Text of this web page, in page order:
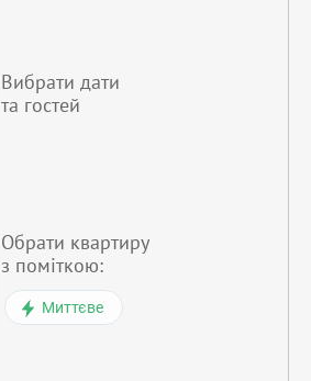
Вибрати дати
та гостей
Обрати квартиру
з поміткою:
Миттєве